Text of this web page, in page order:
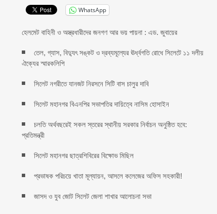
WhatsApp
হেলমেট বাহিনী ও অস্ত্রধারীদের জনগণ আর ভয় পায়না : এড. জুবায়ের
তেল, গ্যাস, বিদ্যুৎ সঙ্কট ও দ্রব্যমূল্যের ঊর্ধ্বগতি রোধে সিলেটে ১১ দলীয়
ঐক্যের স্মারকলিপি
সিলেট নগরীতে যানজট নিরসনে সিটি বাস চালুর দাবি
সিলেট মহানগর বিএনপির সভাপতির দায়িত্বে নাসিম হোসাইন
চলতি অর্থবছরেই সকল স্তরের স্থানীয় সরকার নির্বাচন অনুষ্ঠিত হবে:
প্রতিমন্ত্রী
সিলেট মহানগর ছাত্রশিবিরের বিক্ষোভ মিছিল
প্রভাষক পরিচয়ে খাতা মূল্যায়ন, আসলে কলেজের অফিস সহকারী!
জাসদ ও যুব জোট সিলেট জেলা শাখার আলোচনা সভা